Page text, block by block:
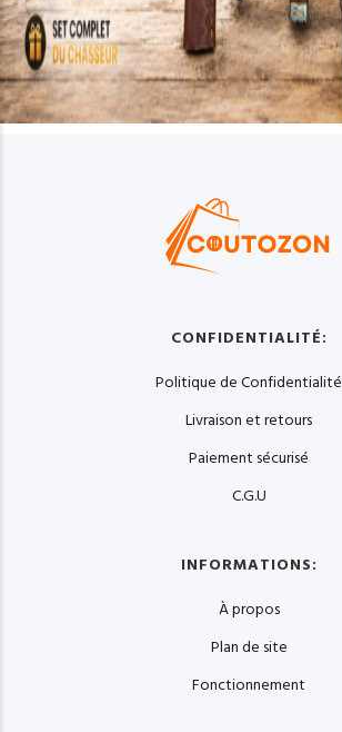
CONFIDENTIALITÉ:
Politique de Confidentialité
Livraison et retours
Paiement sécurisé
C.G.U
INFORMATIONS:
À propos
Plan de site
Fonctionnement